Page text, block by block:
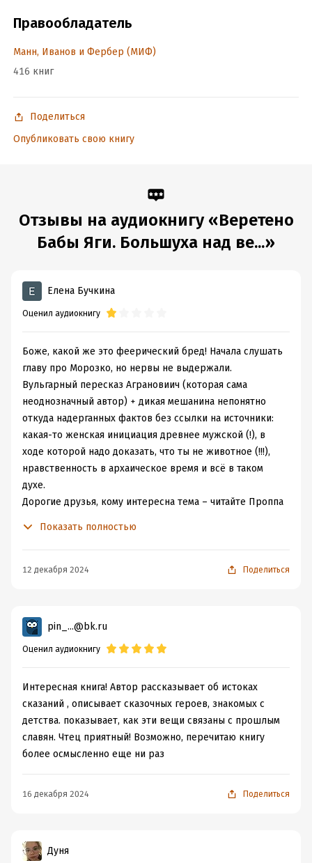
Правообладатель
Манн, Иванов и Фербер (МИФ)
416 книг
Поделиться
Опубликовать свою книгу
Отзывы на аудиокнигу «Веретено
Бабы Яги. Большуха над ве...»
Елена Бучкина
Оценил аудиокнигу
Боже, какой же это феерический бред! Начала слушать
главу про Морозко, но нервы не выдержали.
Вульгарный пересказ Аграновиич (которая сама
неоднозначный автор) + дикая мешанина непонятно
откуда надерганных фактов без ссылки на источники:
какая-то женская инициация древнее мужской (!), в
ходе которой надо доказать, что ты не животное (!!!),
нравственность в архаическое время и всё в таком
духе.
Дорогие друзья, кому интересна тема – читайте Проппа
научного редактора – загадка!
Показать полностью
12 декабря 2024 Поделиться
pin_...@bk.ru
Оценил аудиокнигу
Интересная книга! Автор рассказывает об истоках
сказаний , описывает сказочных героев, знакомых с
детства. показывает, как эти вещи связаны с прошлым
славян. Чтец приятный! Возможно, перечитаю книгу
более осмысленно еще ни раз
16 декабря 2024 Поделиться
Дуня